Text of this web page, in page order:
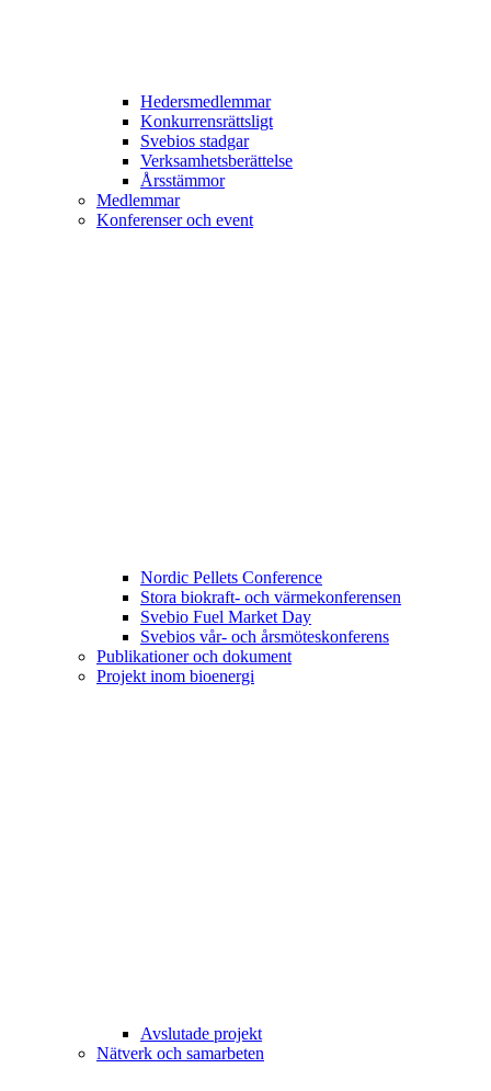
Hedersmedlemmar
Konkurrensrättsligt
Svebios stadgar
Verksamhetsberättelse
Årsstämmor
Medlemmar
Konferenser och event
Nordic Pellets Conference
Stora biokraft- och värmekonferensen
Svebio Fuel Market Day
Svebios vår- och årsmöteskonferens
Publikationer och dokument
Projekt inom bioenergi
Avslutade projekt
Nätverk och samarbeten